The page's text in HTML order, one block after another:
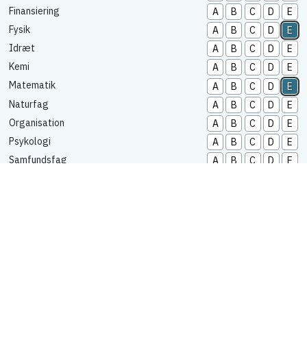
Finansiering
A B C D
E
Fysik
A B C D
E
Idræt
A B C D
E
Kemi
A B C D
E
Matematik
A B C D
E
Naturfag
A B C D
E
Organisation
A B C D
E
Psykologi
A B C D
E
Samfundsfag
A B C D
E